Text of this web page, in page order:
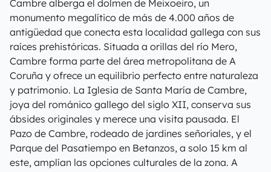
Cambre alberga el dolmen de Meixoeiro, un
monumento megalítico de más de 4.000 años de
antigüedad que conecta esta localidad gallega con sus
raíces prehistóricas. Situada a orillas del río Mero,
Cambre forma parte del área metropolitana de A
Coruña y ofrece un equilibrio perfecto entre naturaleza
y patrimonio. La Iglesia de Santa María de Cambre,
joya del románico gallego del siglo XII, conserva sus
ábsides originales y merece una visita pausada. El
Pazo de Cambre, rodeado de jardines señoriales, y el
Parque del Pasatiempo en Betanzos, a solo 15 km al
este, amplían las opciones culturales de la zona. A